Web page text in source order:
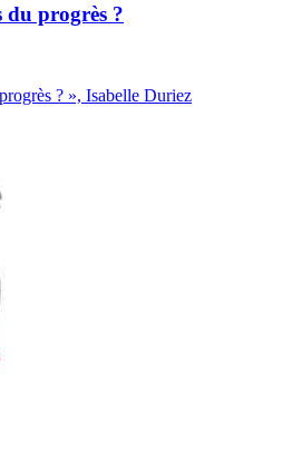
du progrès ?
? », Isabelle Duriez